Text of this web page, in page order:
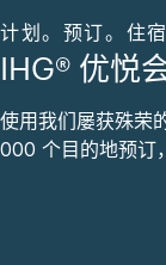
计划。预订。住
IHG® 优悦
使用我们屡获殊荣
000 个目的地预订